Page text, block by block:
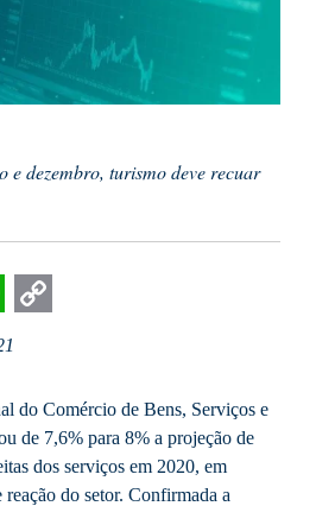
e dezembro, turismo deve recuar
do Comércio de Bens, Serviços e
de 7,6% para 8% a projeção de
dos serviços em 2020, em
do setor. Confirmada a